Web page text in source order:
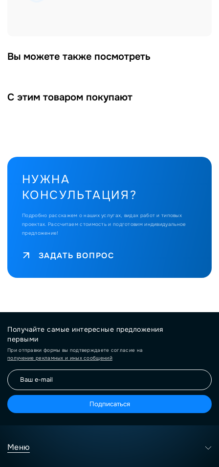
Вы можете также посмотреть
С этим товаром покупают
НУЖНА
КОНСУЛЬТАЦИЯ?
Подробно расскажем о наших услугах, видах работ и типовых
проектах. Рассчитаем стоимость и подготовим индивидуальное
предложение!
ЗАДАТЬ ВОПРОС
Получайте самые интересные предложения
первыми
При отправки формы вы подтверждаете согласие на
получение рекламных и иных сообщений
Подписаться
Меню